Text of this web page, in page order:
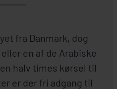
fra Danmark, dog
en af de Arabiske
halv times kørsel til
er der fri adgang til